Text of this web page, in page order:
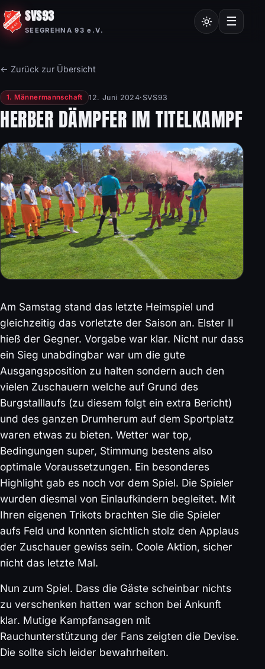
SVS93
SEEGREHNA 93 e.V.
Chroniken
Frauensport
☰
← Zurück zur Übersicht
1. Männermannschaft 12. Juni 2024· SVS93
HERBER DÄMPFER IM TITELKAMPF
Am Samstag stand das letzte Heimspiel und
gleichzeitig das vorletzte der Saison an. Elster II
hieß der Gegner. Vorgabe war klar. Nicht nur dass
ein Sieg unabdingbar war um die gute
Ausgangsposition zu halten sondern auch den
vielen Zuschauern welche auf Grund des
Burgstalllaufs (zu diesem folgt ein extra Bericht)
und des ganzen Drumherum auf dem Sportplatz
waren etwas zu bieten. Wetter war top,
Bedingungen super, Stimmung bestens also
optimale Voraussetzungen. Ein besonderes
Highlight gab es noch vor dem Spiel. Die Spieler
wurden diesmal von Einlaufkindern begleitet. Mit
Ihren eigenen Trikots brachten Sie die Spieler
aufs Feld und konnten sichtlich stolz den Applaus
der Zuschauer gewiss sein. Coole Aktion, sicher
nicht das letzte Mal.
Nun zum Spiel. Dass die Gäste scheinbar nichts
zu verschenken hatten war schon bei Ankunft
klar. Mutige Kampfansagen mit
Rauchunterstützung der Fans zeigten die Devise.
Die sollte sich leider bewahrheiten.